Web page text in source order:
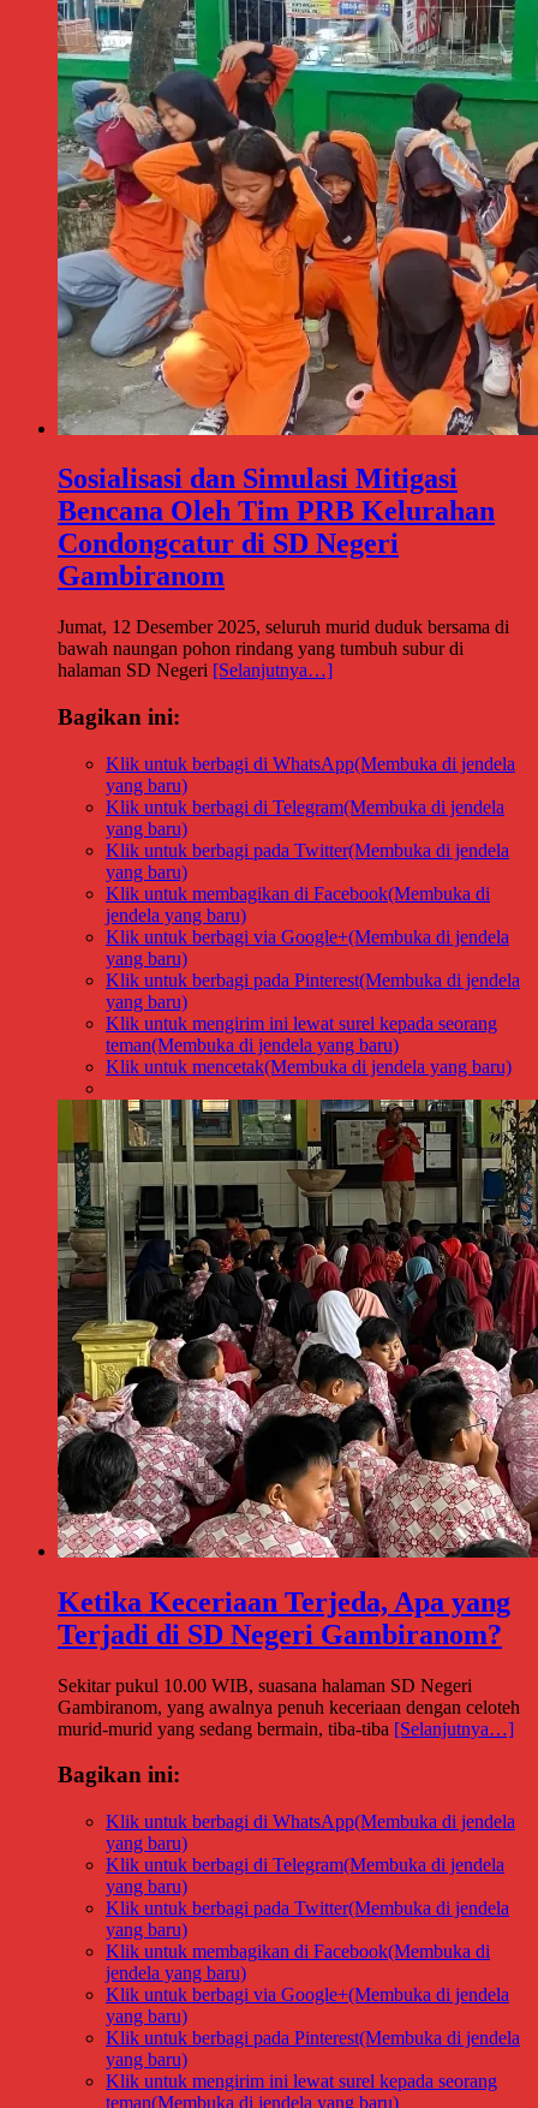
Sosialisasi dan Simulasi Mitigasi
Bencana Oleh Tim PRB Kelurahan
Condongcatur di SD Negeri
Gambiranom
Jumat, 12 Desember 2025, seluruh murid duduk bersama di
bawah naungan pohon rindang yang tumbuh subur di
halaman SD Negeri [Selanjutnya…]
Bagikan ini:
Klik untuk berbagi di WhatsApp(Membuka di jendela
yang baru)
Klik untuk berbagi di Telegram(Membuka di jendela
yang baru)
Klik untuk berbagi pada Twitter(Membuka di jendela
yang baru)
Klik untuk membagikan di Facebook(Membuka di
jendela yang baru)
Klik untuk berbagi via Google+(Membuka di jendela
yang baru)
Klik untuk berbagi pada Pinterest(Membuka di jendela
yang baru)
Klik untuk mengirim ini lewat surel kepada seorang
teman(Membuka di jendela yang baru)
Klik untuk mencetak(Membuka di jendela yang baru)
Ketika Keceriaan Terjeda, Apa yang
Terjadi di SD Negeri Gambiranom?
Sekitar pukul 10.00 WIB, suasana halaman SD Negeri
Gambiranom, yang awalnya penuh keceriaan dengan celoteh
murid-murid yang sedang bermain, tiba-tiba [Selanjutnya…]
Bagikan ini:
Klik untuk berbagi di WhatsApp(Membuka di jendela
yang baru)
Klik untuk berbagi di Telegram(Membuka di jendela
yang baru)
Klik untuk berbagi pada Twitter(Membuka di jendela
yang baru)
Klik untuk membagikan di Facebook(Membuka di
jendela yang baru)
Klik untuk berbagi via Google+(Membuka di jendela
yang baru)
Klik untuk berbagi pada Pinterest(Membuka di jendela
yang baru)
Klik untuk mengirim ini lewat surel kepada seorang
teman(Membuka di jendela yang baru)